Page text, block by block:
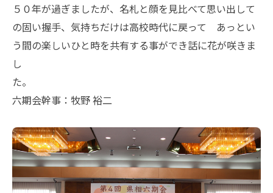
５０年が過ぎましたが、名札と顔を見比べて思い出して
の固い握手、気持ちだけは高校時代に戻って あっとい
う間の楽しいひと時を共有する事ができ話に花が咲きま
し
た。
六期会幹事：牧野 裕二